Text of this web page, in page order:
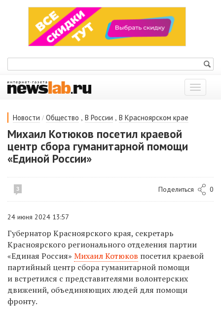
Показать
меню
Новости / Общество , В России , В Красноярском крае
Михаил Котюков посетил краевой
центр сбора гуманитарной помощи
«Единой России»
3 Поделиться 0
24 июня 2024 13:57
Губернатор Красноярского края, секретарь
Красноярского регионального отделения партии
«Единая Россия» Михаил Котюков посетил краевой
партийный центр сбора гуманитарной помощи
и встретился с представителями волонтерских
движений, объединяющих людей для помощи
фронту.